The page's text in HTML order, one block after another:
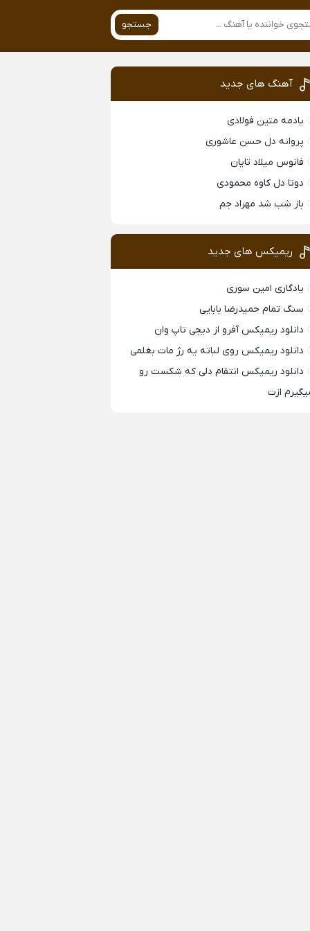
جستجو
آهنگ های جدید
یادمه متین فولادی
پروانه دل حسن عاشوری
فانوس میلاد تایان
دوتا دل کاوه محمودی
باز شب شد مهراد جم
ریمیکس های جدید
یادگاری امین سوری
سنگ تمام حمیدرضا بابایی
دانلود ریمیکس آفرو از ديجی تاپ وان
دانلود ریمیکس روی لباته یه رژ مات بغلمی
دانلود ریمیکس انتقام دلی که شکست رو
ازت